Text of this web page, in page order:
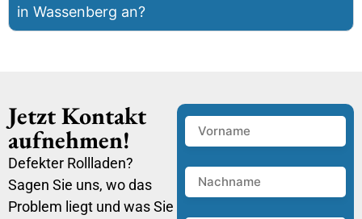
in Wassenberg an?
Jetzt Kontakt
aufnehmen!
Defekter Rollladen?
Sagen Sie uns, wo das
Problem liegt und was Sie